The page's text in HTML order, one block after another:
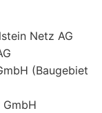
Netz AG
(Baugebiet
GmbH